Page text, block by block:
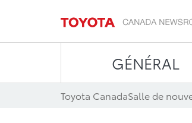
GÉNÉRAL
Toyota CanadaSalle de